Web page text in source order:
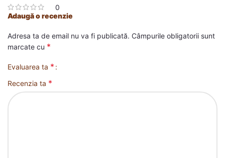
0
Adaugă o recenzie
Adresa ta de email nu va fi publicată. Câmpurile obligatorii sunt
marcate cu *
Evaluarea ta *
Recenzia ta *